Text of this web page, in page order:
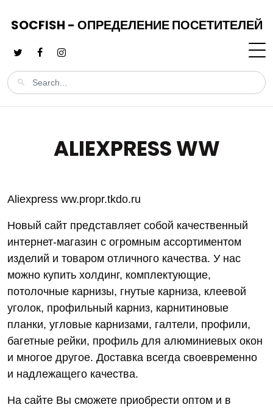
SOCFISH - ОПРЕДЕЛЕНИЕ ПОСЕТИТЕЛЕЙ
ALIEXPRESS WW
Aliexpress ww.propr.tkdo.ru
Новый сайт представляет собой качественный
интернет-магазин с огромным ассортиментом
изделий и товаром отличного качества. У нас
можно купить холдинг, комплектующие,
потолочные карнизы, гнутые карниза, клеевой
уголок, профильный карниз, карнитиновые
планки, угловые карнизами, галтели, профили,
багетные рейки, профиль для алюминиевых окон
и многое другое. Доставка всегда своевременно
и надлежащего качества.
На сайте Вы сможете приобрести оптом и в